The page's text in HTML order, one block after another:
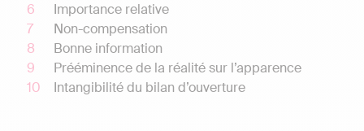
Importance relative
Non-compensation
Bonne information
Prééminence de la réalité sur l’apparence
Intangibilité du bilan d’ouverture